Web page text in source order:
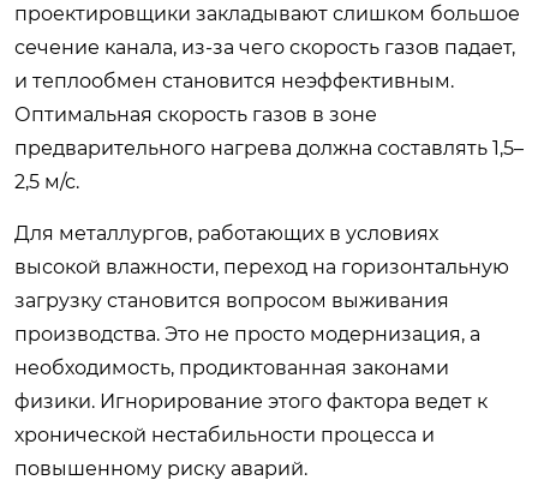
проектировщики закладывают слишком большое
сечение канала, из-за чего скорость газов падает,
и теплообмен становится неэффективным.
Оптимальная скорость газов в зоне
предварительного нагрева должна составлять 1,5–
2,5 м/с.
Для металлургов, работающих в условиях
высокой влажности, переход на горизонтальную
загрузку становится вопросом выживания
производства. Это не просто модернизация, а
необходимость, продиктованная законами
физики. Игнорирование этого фактора ведет к
хронической нестабильности процесса и
повышенному риску аварий.